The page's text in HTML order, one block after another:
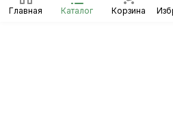
Главная Каталог Корзина